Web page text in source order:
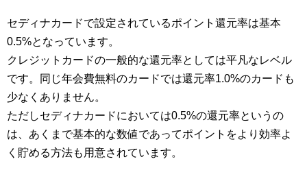
セディナカードで設定されているポイント還元率は基本
0.5%となっています。
クレジットカードの一般的な還元率としては平凡なレベル
です。同じ年会費無料のカードでは還元率1.0%のカードも
少なくありません。
ただしセディナカードにおいては0.5%の還元率というの
は、あくまで基本的な数値であってポイントをより効率よ
く貯める方法も用意されています。